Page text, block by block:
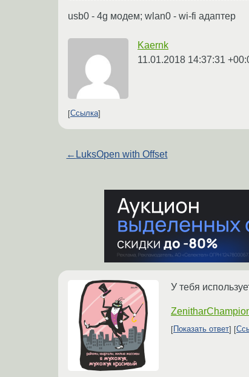
usb0 - 4g модем; wlan0 - wi-fi адаптер
Kaernk
11.01.2018 14:37:31
Ссылка
← LuksOpen with Offset
У тебя
Показать ответ